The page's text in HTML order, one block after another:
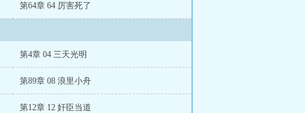
第64章 64 厉害死了
第4章 04 三天光明
第89章 08 浪里小舟
第12章 12 奸臣当道